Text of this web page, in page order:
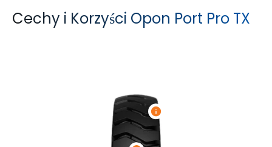
Cechy i Korzyści Opon Port Pro TX